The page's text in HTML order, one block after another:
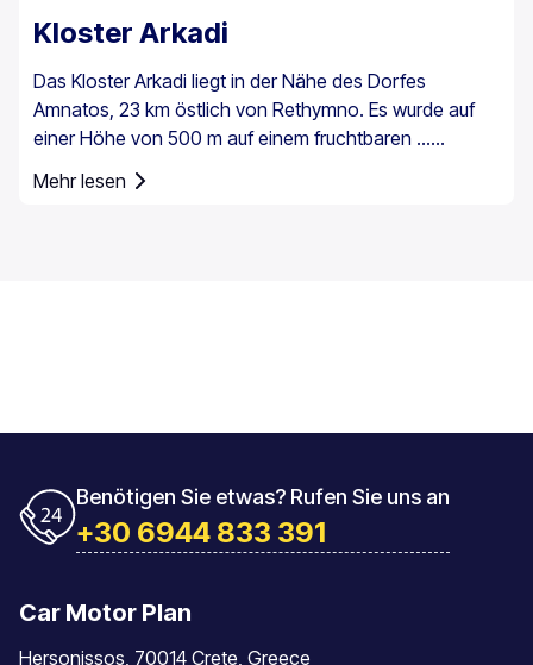
Kloster Arkadi
Das Kloster Arkadi liegt in der Nähe des Dorfes
Amnatos, 23 km östlich von Rethymno. Es wurde auf
einer Höhe von 500 m auf einem fruchtbaren ...
Mehr lesen
Benötigen Sie etwas? Rufen Sie uns an
+30 6944 833 391
Car Motor Plan
Hersonissos, 70014 Crete, Greece